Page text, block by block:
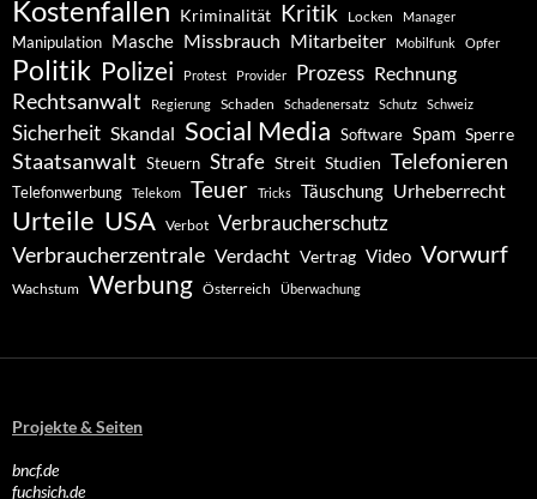
Kostenfallen Kriminalität Kritik Locken Manager
Manipulation Masche Missbrauch Mitarbeiter Mobilfunk Opfer
Politik Polizei Protest Provider Prozess Rechnung
Rechtsanwalt Regierung Schaden Schadenersatz Schutz Schweiz
Sicherheit Skandal Social Media Software Spam Sperre
Staatsanwalt Steuern Strafe Streit Studien Telefonieren
Telefonwerbung Telekom Teuer Tricks Täuschung Urheberrecht
Urteile USA Verbot Verbraucherschutz
Verbraucherzentrale Verdacht Vertrag Video Vorwurf
Wachstum Werbung Österreich Überwachung
Projekte & Seiten
bncf.de
fuchsich.de